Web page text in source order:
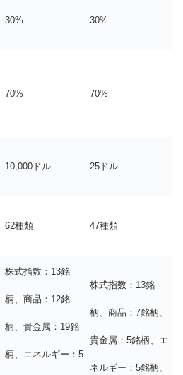
30% 30%
70% 70%
10,000ドル 25ドル
62種類 47種類
株式指数：13銘
柄、商品：12銘
柄、貴金属：19銘
柄、エネルギー：5
株式指数：13銘
柄、商品：7銘柄、
貴金属：5銘柄、エ
ネルギー：5銘柄、